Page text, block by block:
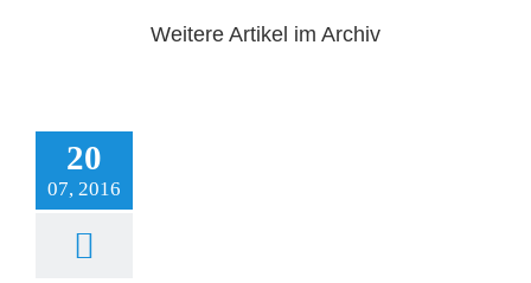
Weitere Artikel im Archiv
20
07, 2016
>>Politik
mit Claudia Roth
Waigel
Publikationen